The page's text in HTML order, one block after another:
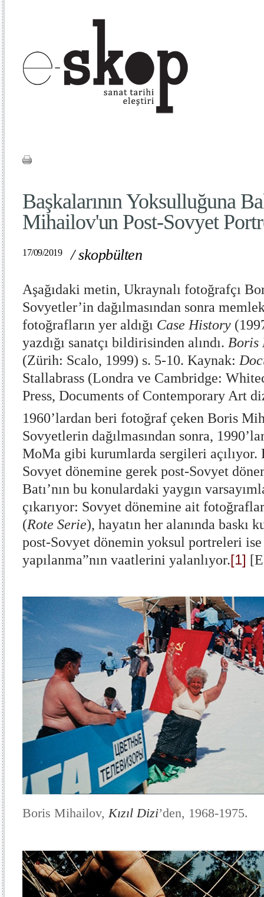
Başkalarının Yoksulluğuna
Mihailov'un Post-Sovyet
17/09/2019 /skopbülten
Aşağıdaki metin, Ukraynalı fotoğrafçı
Sovyetler’in dağılmasından sonra
fotoğrafların yer aldığı Case History
yazdığı sanatçı bildirisinden alındı. Boris
(Zürih: Scalo, 1999) s. 5-10. Kaynak:
Stallabrass (Londra ve Cambridge:
Press, Documents of Contemporary Art
1960’lardan beri fotoğraf çeken Boris
Sovyetlerin dağılmasından sonra,
MoMa gibi kurumlarda sergileri açılıyor.
Sovyet dönemine gerek post-Sovyet
Batı’nın bu konulardaki yaygın
çıkarıyor: Sovyet dönemine ait
(Rote Serie), hayatın her alanında
post-Sovyet dönemin yoksul portreleri ise
yapılanma”nın vaatlerini yalanlıyor.[1]
Boris Mihailov,Kızıl Dizi’den, 1968-1975.